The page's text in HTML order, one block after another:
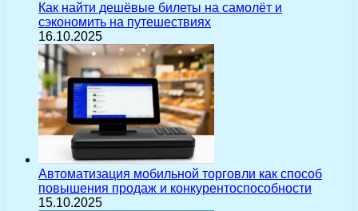
Как найти дешёвые билеты на самолёт и
сэкономить на путешествиях
16.10.2025
Автоматизация мобильной торговли как способ
повышения продаж и конкурентоспособности
15.10.2025